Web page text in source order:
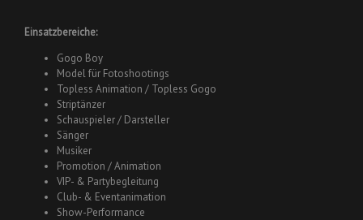
Einsatzbereiche:
Gogo Boy
Model für Fotoshootings
Topless Animation / Topless Gogo
Striptänzer
Schauspieler / Darsteller
Sänger
Musiker
Promotion / Animation
VIP- & Partybegleitung
Club- & Eventanimation
Show-Performance